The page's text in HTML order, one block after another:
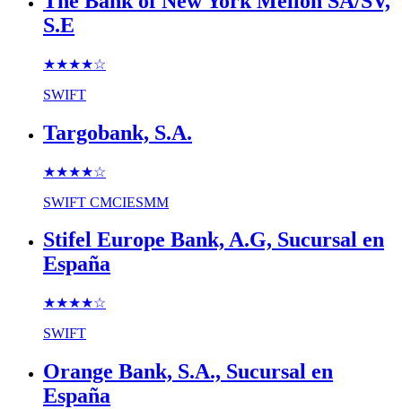
S.E
★★★★☆
SWIFT
Targobank, S.A.
★★★★☆
SWIFT CMCIESMM
Stifel Europe Bank, A.G, Sucursal en
España
★★★★☆
SWIFT
Orange Bank, S.A., Sucursal en
España